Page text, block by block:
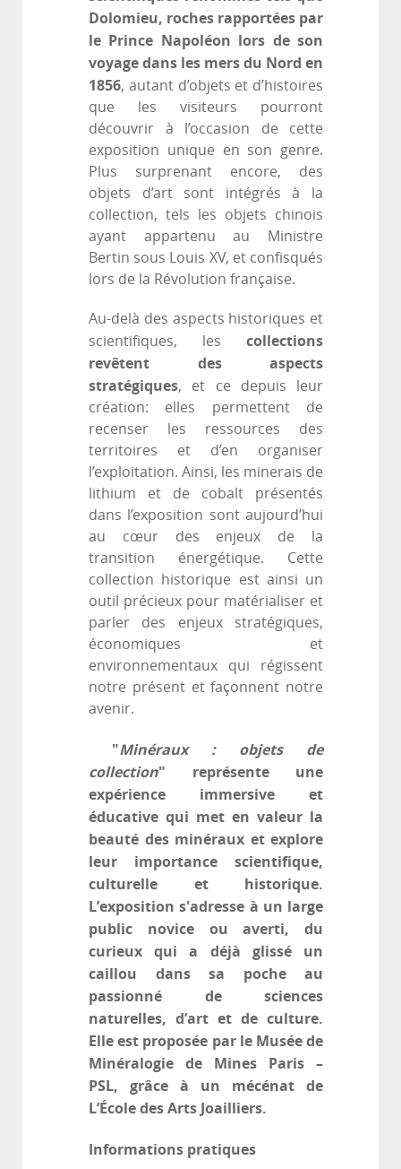
Dolomieu, roches rapportées par
le Prince Napoléon lors de son
voyage dans les mers du Nord en
1856, autant d’objets et d’histoires
que les visiteurs pourront
découvrir à l’occasion de cette
exposition unique en son genre.
Plus surprenant encore, des
objets d’art sont intégrés à la
collection, tels les objets chinois
ayant appartenu au Ministre
Bertin sous Louis XV, et confisqués
lors de la Révolution française.
Au-delà des aspects historiques et
scientifiques, les collections
revêtent des aspects
stratégiques, et ce depuis leur
création: elles permettent de
recenser les ressources des
territoires et d’en organiser
l’exploitation. Ainsi, les minerais de
lithium et de cobalt présentés
dans l’exposition sont aujourd’hui
au cœur des enjeux de la
transition énergétique. Cette
collection historique est ainsi un
outil précieux pour matérialiser et
parler des enjeux stratégiques,
économiques et
environnementaux qui régissent
notre présent et façonnent notre
avenir.
"Minéraux : objets de
collection" représente une
expérience immersive et
éducative qui met en valeur la
beauté des minéraux et explore
leur importance scientifique,
culturelle et historique.
L’exposition s'adresse à un large
public novice ou averti, du
curieux qui a déjà glissé un
caillou dans sa poche au
passionné de sciences
naturelles, d’art et de culture.
Elle est proposée par le Musée de
Minéralogie de Mines Paris –
PSL, grâce à un mécénat de
L’École des Arts Joailliers.
Informations pratiques